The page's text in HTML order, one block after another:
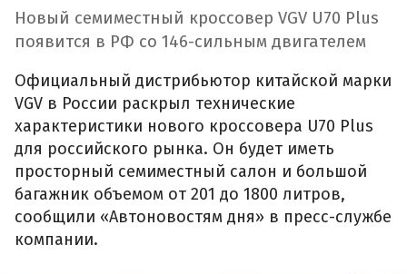
Новый семиместный кроссовер VGV U70 Plus
появится в РФ со 146-сильным двигателем
Официальный дистрибьютор китайской марки
VGV в России раскрыл технические
характеристики нового кроссовера U70 Plus
для российского рынка. Он будет иметь
просторный семиместный салон и большой
багажник объемом от 201 до 1800 литров,
сообщили «Автоновостям дня» в пресс-службе
компании.